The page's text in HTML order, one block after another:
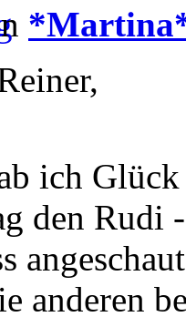
ich
den Rudi
anderen